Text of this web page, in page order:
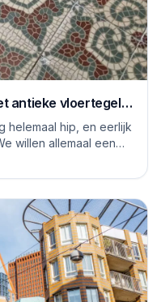
antieke vloertegels
helemaal hip, en eerlijk
willen allemaal een